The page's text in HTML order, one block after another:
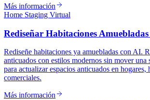
Más información
Home Staging Virtual
Rediseñar Habitaciones
Rediseñe habitaciones ya amuebladas con AI.
anticuados con estilos modernos sin mover una
para actualizar espacios anticuados en hogares,
comerciales.
Más información